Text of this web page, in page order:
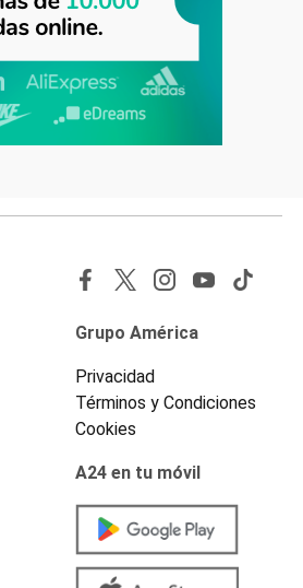
Grupo América
Privacidad
Términos y Condiciones
Cookies
A24 en tu móvil